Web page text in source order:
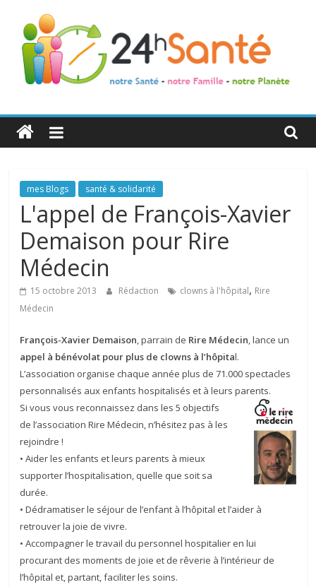
24h
Santé
La
santé
toute
famille
mes Blogs santé & solidarité
L'appel de François-Xavier
Demaison pour Rire
Médecin
15 octobre 2013 Rédaction clowns à l'hôpital, Rire
Médecin
François-Xavier Demaison, parrain de Rire Médecin, lance un
appel à bénévolat pour plus de clowns à l’hôpital.
L’association organise chaque année plus de 71.000 spectacles
personnalisés aux enfants hospitalisés et à leurs parents.
Si vous vous reconnaissez dans les 5 objectifs
de l’association Rire Médecin, n’hésitez pas à les
rejoindre !
• Aider les enfants et leurs parents à mieux
supporter l’hospitalisation, quelle que soit sa
durée.
• Dédramatiser le séjour de l’enfant à l’hôpital et l’aider à
retrouver la joie de vivre.
• Accompagner le travail du personnel hospitalier en lui
procurant des moments de joie et de rêverie à l’intérieur de
l’hôpital et, partant, faciliter les soins.